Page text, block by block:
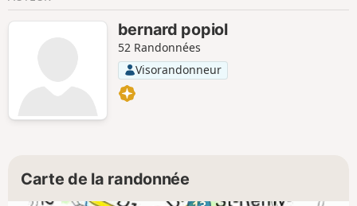
bernard popiol
52 Randonnées
Visorandonneur
Carte de la randonnée